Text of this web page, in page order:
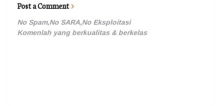
Post a Comment
No Spam,No SARA,No Eksploitasi
Komenlah yang berkualitas & berkelas